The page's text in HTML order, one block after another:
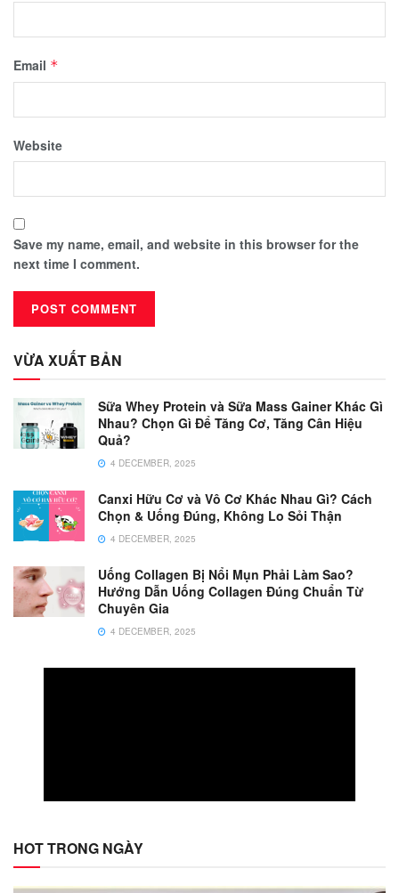
Email *
Website
Save my name, email, and website in this browser for the
next time I comment.
VỪA XUẤT BẢN
Sữa Whey Protein và Sữa Mass Gainer Khác Gì
Nhau? Chọn Gì Để Tăng Cơ, Tăng Cân Hiệu
Quả?
4 DECEMBER, 2025
Canxi Hữu Cơ và Vô Cơ Khác Nhau Gì? Cách
Chọn & Uống Đúng, Không Lo Sỏi Thận
4 DECEMBER, 2025
Uống Collagen Bị Nổi Mụn Phải Làm Sao?
Hướng Dẫn Uống Collagen Đúng Chuẩn Từ
Chuyên Gia
4 DECEMBER, 2025
HOT TRONG NGÀY